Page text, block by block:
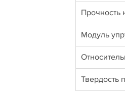
Прочность
Модуль
Твердость